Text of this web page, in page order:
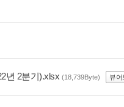
년 2분기).xlsx (18,739Byte) 뷰어